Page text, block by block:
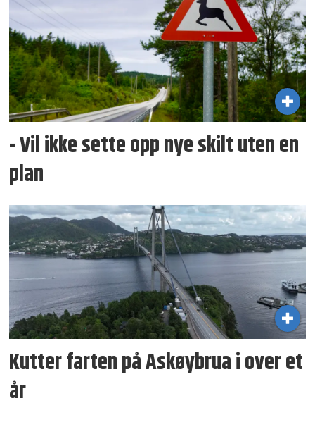
- Vil ikke sette opp nye skilt uten en
plan
Kutter farten på Askøybrua i over et
år